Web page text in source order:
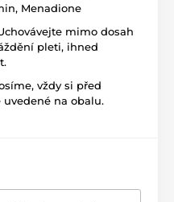
Menadione
mimo dosah
pleti, ihned
vždy si před
na obalu.